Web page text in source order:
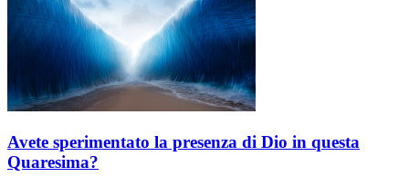
Avete sperimentato la presenza di Dio in questa
Quaresima?